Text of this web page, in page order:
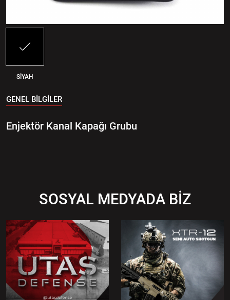
SİYAH
GENEL BİLGİLER
Enjektör Kanal Kapağı Grubu
SOSYAL MEDYADA BİZ